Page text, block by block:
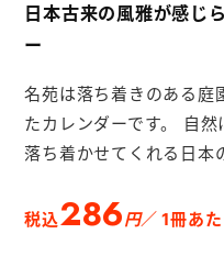
カイ
ボッ
メモ帳
日本古来の風雅が感じ
ー
名苑は落ち着きのある庭
たカレンダーです。 自
落ち着かせてくれる日本
税込286円／ 1冊あた